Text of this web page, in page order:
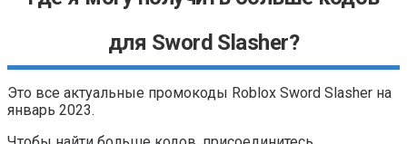
для Sword Slasher?
Это все актуальные промокоды Roblox Sword Slasher на
январь 2023.